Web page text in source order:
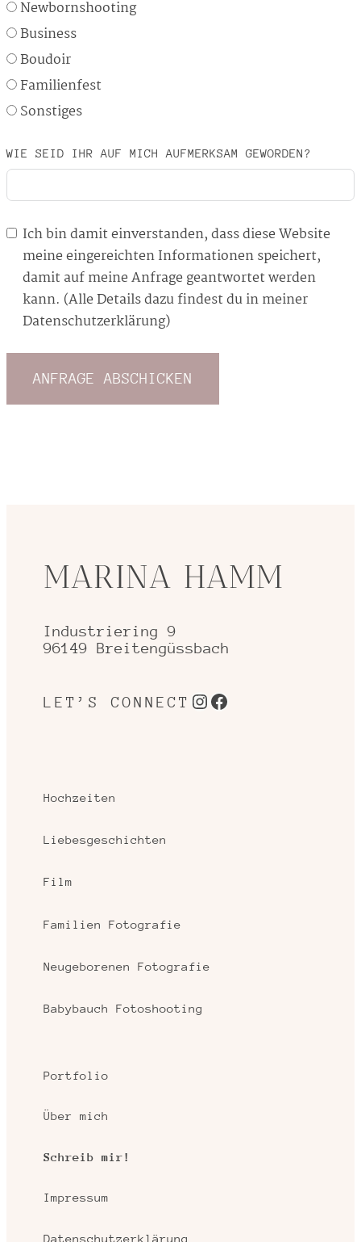
Newbornshooting
Business
Boudoir
Familienfest
Sonstiges
WIE SEID IHR AUF MICH AUFMERKSAM GEWORDEN?
Ich bin damit einverstanden, dass diese Website
meine eingereichten Informationen speichert,
damit auf meine Anfrage geantwortet werden
kann. (Alle Details dazu findest du in meiner
Datenschutzerklärung)
ANFRAGE ABSCHICKEN
MARINA HAMM
Industriering 9
96149 Breitengüssbach
LET’S CONNECT Instagram
Facebook
Hochzeiten
Liebesgeschichten
Film
Familien Fotografie
Neugeborenen Fotografie
Babybauch Fotoshooting
Portfolio
Über mich
Schreib mir!
Impressum
Datenschutzerklärung